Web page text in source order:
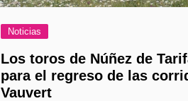
Noticias
Los toros de Núñez de
para el regreso de las
Vauvert